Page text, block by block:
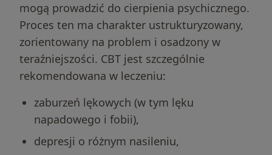
mogą prowadzić do cierpienia psychicznego.
Proces ten ma charakter ustrukturyzowany,
zorientowany na problem i osadzony w
teraźniejszości. CBT jest szczególnie
rekomendowana w leczeniu:
zaburzeń lękowych (w tym lęku
napadowego i fobii),
depresji o różnym nasileniu,